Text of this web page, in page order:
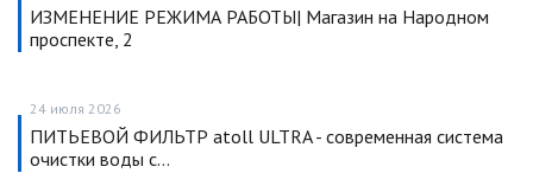
ИЗМЕНЕНИЕ РЕЖИМА РАБОТЫ| Магазин на Народном
проспекте, 2
24 июля 2026
ПИТЬЕВОЙ ФИЛЬТР atoll ULTRA - современная система
очистки воды с…